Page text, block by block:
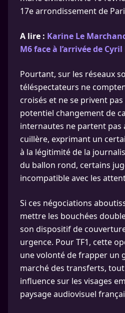
17e arrondissement de
A lire : Karine Le
M6 face à l’arrivée de
Pourtant, sur les réseaux
téléspectateurs ne
croisés et ne se privent
potentiel changement de
internautes ne partent pas
cuillère, exprimant un
à la légitimité de la
du ballon rond, certains
incompatible avec les
Si ces négociations
mettre les bouchées
son dispositif de
urgence. Pour TF1, cette
une volonté de frapper un
marché des transferts,
influence sur les visages
paysage audiovisuel